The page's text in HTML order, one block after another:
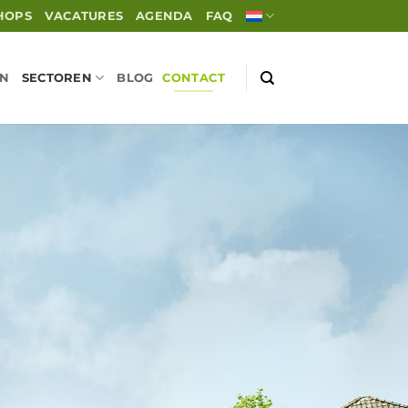
VACATURES AGENDA FAQ
SECTOREN BLOG CONTACT